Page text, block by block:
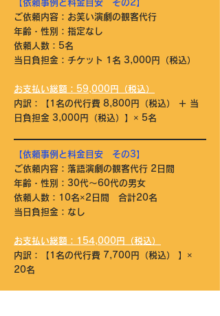
【依頼事例と料金目安 その2】
ご依頼内容：お笑い演劇の観客代行
年齢・性別：指定なし
依頼人数：5名
当日負担金：チケット 1名 3,000円（税込）
お支払い総額：59,000円（税込）​
​内訳：【1名の代行費 8,800円（税込） ＋ 当
日負担金 3,000円（税込）】× 5名
【依頼事例と料金目安 その3】
ご依頼内容：落語演劇の観客代行 2日間
年齢・性別：30代～60代の男女
依頼人数：10名×2日間 合計20名
当日負担金：なし
お支払い総額：154,000円（税込）​
​内訳：【1名の代行費 7,700円（税込） 】×
20名